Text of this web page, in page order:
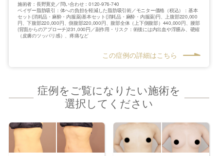
施術者：長野寛史／問い合わせ：0120-976-740
ベイザー脂肪吸引：体への負担を軽減した脂肪吸引術／モニター価格（税込）：基本
セット(消耗品・麻酔・内服薬)基本セット(消耗品・麻酔・内服薬)円、上腹部220,000
円、下腹部220,000円、側腹部220,000円、腹部全体（上下側腹部）440,000円、腰部
(背面からのアプローチ)231,000円／副作用・リスク：術後には内出血や浮腫み、硬縮
（皮膚のツッパリ感）、疼痛など
この症例の詳細はこちら
症例をご覧になりたい施術を
選択してください